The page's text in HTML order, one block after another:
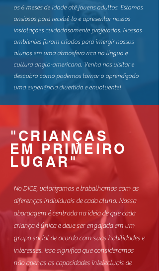
os 6 meses de idade até jovens adultos. Estamos
ansiosos para recebê-lo e apresentar nossas
instalações cuidadosamente projetadas. Nossos
ambientes foram criados para imergir nossos
alunos em uma atmosfera rica na língua e
cultura anglo-americana. Venha nos visitar e
descubra como podemos tornar o aprendizado
uma experiência divertida e envolvente!
"CRIANÇAS
EM PRIMEIRO
LUGAR "
No DICE, valorizamos e trabalhamos com as
diferenças individuais de cada aluno. Nossa
abordagem é centrada na ideia de que cada
criança é única e deve ser engajada em um
grupo social de acordo com suas habilidades e
interesses. Isso significa que consideramos
não apenas as capacidades intelectuais de